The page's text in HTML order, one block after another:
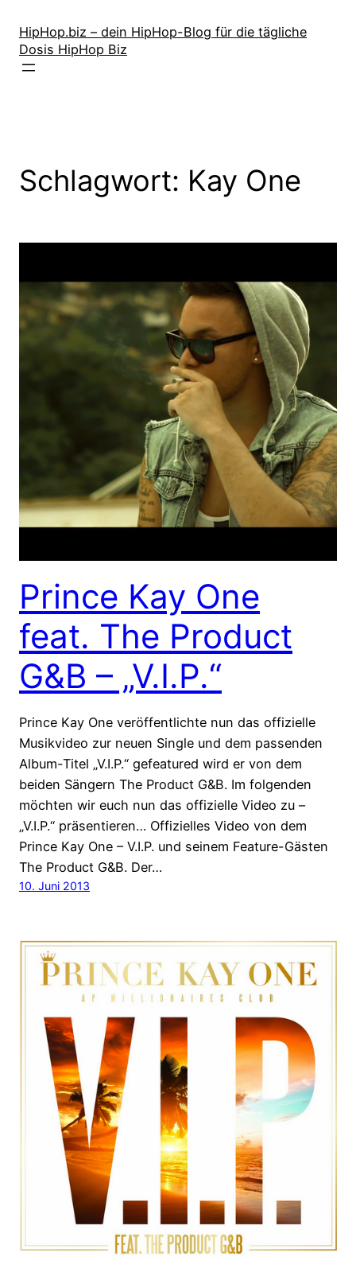
Inhalt
springen
HipHop.biz – dein HipHop-Blog für die tägliche
Dosis HipHop Biz
Schlagwort: Kay One
Prince Kay One
feat. The Product
G&B – „V.I.P.“
Prince Kay One veröffentlichte nun das offizielle
Musikvideo zur neuen Single und dem passenden
Album-Titel „V.I.P.“ gefeatured wird er von dem
beiden Sängern The Product G&B. Im folgenden
möchten wir euch nun das offizielle Video zu –
„V.I.P.“ präsentieren… Offizielles Video von dem
Prince Kay One – V.I.P. und seinem Feature-Gästen
The Product G&B. Der…
10. Juni 2013